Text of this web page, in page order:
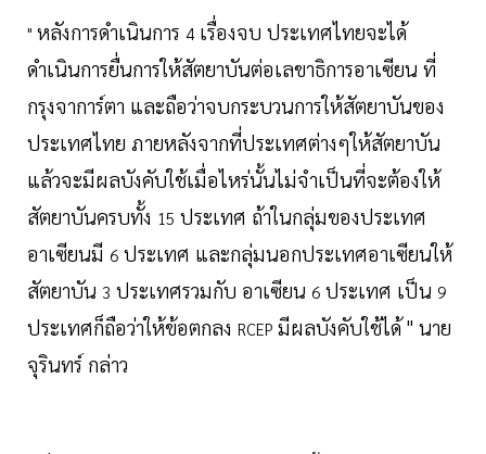
" หลังการดำเนินการ 4 เรื่องจบ ประเทศไทยจะได้
ดำเนินการยื่นการให้สัตยาบันต่อเลขาธิการอาเซียน ที่
กรุงจาการ์ตา และถือว่าจบกระบวนการให้สัตยาบันของ
ประเทศไทย ภายหลังจากที่ประเทศต่างๆให้สัตยาบัน
แล้วจะมีผลบังคับใช้เมื่อไหร่นั้นไม่จำเป็นที่จะต้องให้
สัตยาบันครบทั้ง 15 ประเทศ ถ้าในกลุ่มของประเทศ
อาเซียนมี 6 ประเทศ และกลุ่มนอกประเทศอาเซียนให้
สัตยาบัน 3 ประเทศรวมกับ อาเซียน 6 ประเทศ เป็น 9
ประเทศก็ถือว่าให้ข้อตกลง RCEP มีผลบังคับใช้ได้ " นาย
จุรินทร์ กล่าว